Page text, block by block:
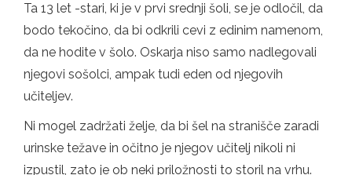
Ta 13 let -stari, ki je v prvi srednji šoli, se je odločil, da
bodo tekočino, da bi odkrili cevi z edinim namenom,
da ne hodite v šolo. Oskarja niso samo nadlegovali
njegovi sošolci, ampak tudi eden od njegovih
učiteljev.
Ni mogel zadržati želje, da bi šel na stranišče zaradi
urinske težave in očitno je njegov učitelj nikoli ni
izpustil, zato je ob neki priložnosti to storil na vrhu.